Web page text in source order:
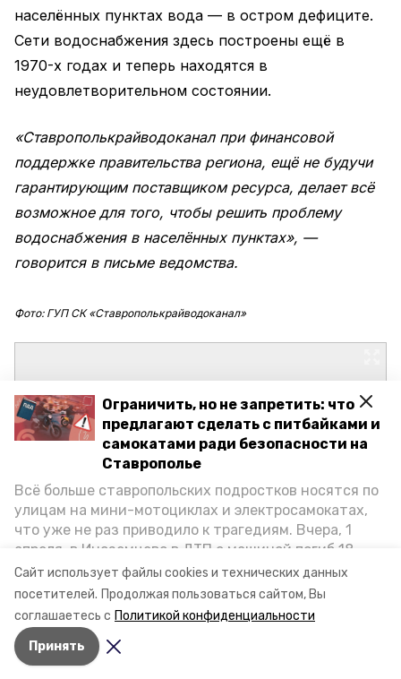
Сайт использует файлы cookies и технических данных
посетителей. Продолжая пользоваться сайтом, Вы
соглашаетесь с Политикой конфиденциальности
Принять
Ограничить, но не запретить: что
предлагают сделать с питбайками и
самокатами ради безопасности на
Ставрополье
Всё больше ставропольских подростков носятся по
улицам на мини-мотоциклах и электросамокатах,
что уже не раз приводило к трагедиям. Вчера, 1
апреля, в Иноземцево в ДТП с машиной погиб 18-
летний пассажир питбайка, катавшийся без шлема.
Как избежать несчастных случаев, обсудили на
пресс-конференции «Победы26» в РИЦ СК
представители Госавтоинспекции и Общественной
палаты Ставропольского края.
населённых пунктах вода — в остром дефиците.
Сети водоснабжения здесь построены ещё в
1970-х годах и теперь находятся в
неудовлетворительном состоянии.
«Ставрополькрайводоканал при финансовой
поддержке правительства региона, ещё не будучи
гарантирующим поставщиком ресурса, делает всё
возможное для того, чтобы решить проблему
водоснабжения в населённых пунктах», —
говорится в письме ведомства.
Фото: ГУП СК «Ставрополькрайводоканал»
Авторы: Вита Кузьменко